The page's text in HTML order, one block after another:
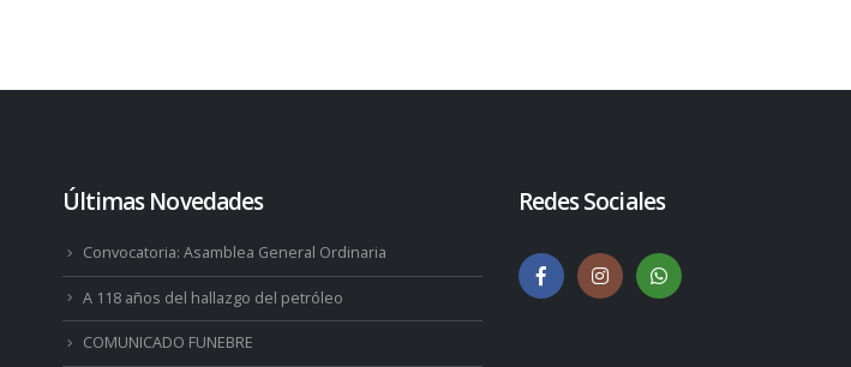
Últimas Novedades
Convocatoria: Asamblea General Ordinaria
A 118 años del hallazgo del petróleo
COMUNICADO FUNEBRE
Redes Sociales